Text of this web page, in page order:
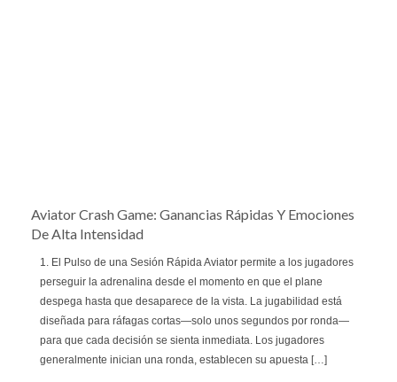
Aviator Crash Game: Ganancias Rápidas Y Emociones
De Alta Intensidad
1. El Pulso de una Sesión Rápida Aviator permite a los jugadores
perseguir la adrenalina desde el momento en que el plane
despega hasta que desaparece de la vista. La jugabilidad está
diseñada para ráfagas cortas—solo unos segundos por ronda—
para que cada decisión se sienta inmediata. Los jugadores
generalmente inician una ronda, establecen su apuesta […]